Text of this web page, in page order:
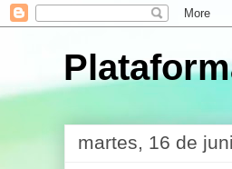
martes, 16 de